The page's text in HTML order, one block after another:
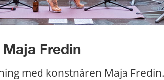
Fredin
med konstnären Maja Fredin.